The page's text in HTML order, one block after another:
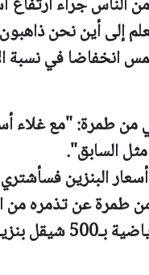
إلى أين نحن
انخفاضا في نسبة
طمرة: "مع غلاء
السابق".
البنزين
طمرة عن تذمره من
"كل أسبوع املأ